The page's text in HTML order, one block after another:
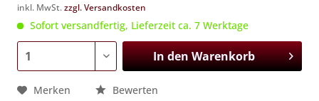
inkl. MwSt.zzgl. Versandkosten
Sofort versandfertig, Lieferzeit ca. 7 Werktage
In denWarenkorb
Merken Bewerten